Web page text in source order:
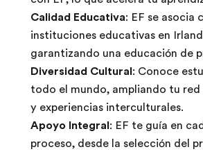
Calidad Educativa: EF se asocia
instituciones educativas en
garantizando una educación de
Diversidad Cultural: Conoce
todo el mundo, ampliando tu
y experiencias interculturales.
Apoyo Integral: EF te guía en
proceso, desde la selección del